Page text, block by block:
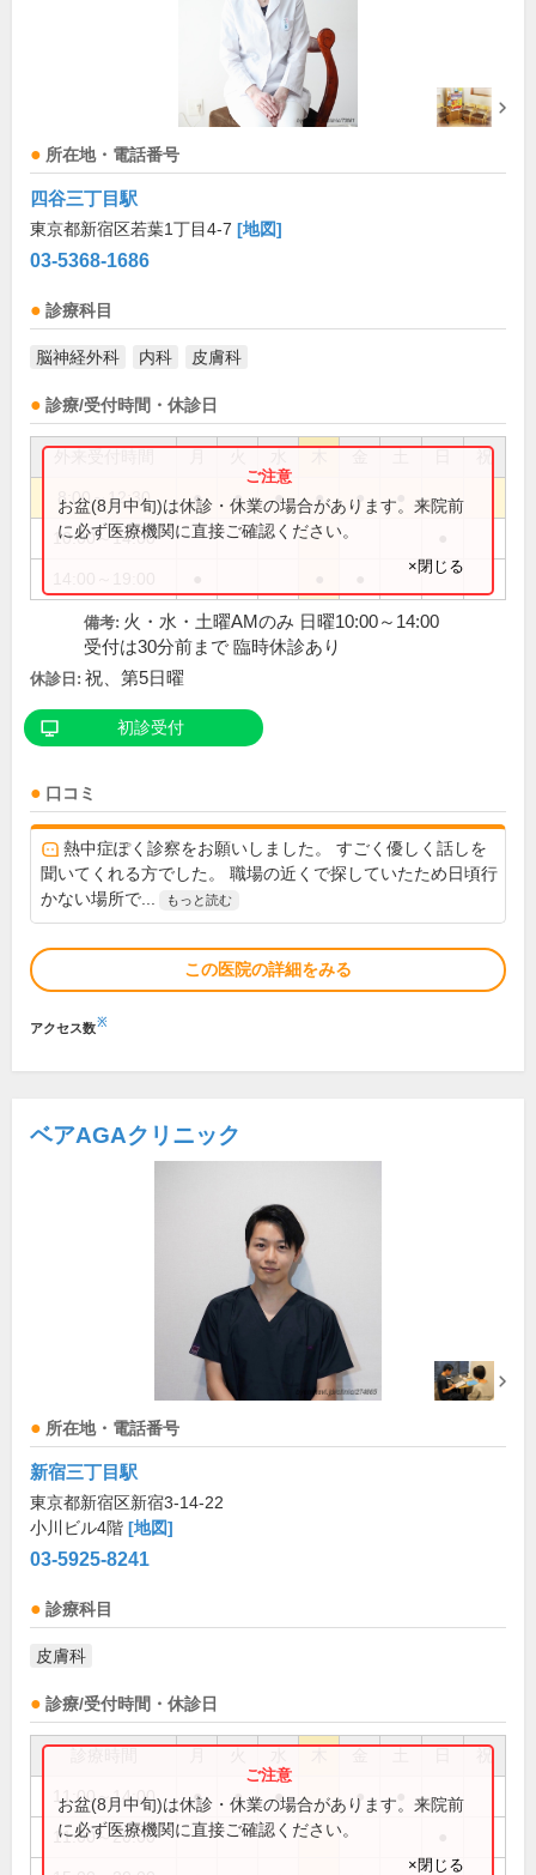
所在地・電話番号
四谷三丁目駅
東京都新宿区若葉1丁目4-7 [地図]
03-5368-1686
診療科目
脳神経外科 内科 皮膚科
診療/受付時間・休診日
祝
8:00～12:30 ● ● ● ● ●
10:00～14:00
お盆(8月中旬)は休診・休業の場合があります。来院前
に必ず医療機関に直接ご確認ください。
×閉じる
備考: 火・水・土曜AMのみ 日曜10:00～14:00
受付は30分前まで 臨時休診あり
休診日: 祝、第5日曜
初診受付
口コミ
熱中症ぽく診察をお願いしました。 すごく優しく話しを
聞いてくれる方でした。 職場の近くで探していたため日頃行
かない場所で...
もっと読む
この医院の詳細をみる
アクセス数※
ベアAGAクリニック
所在地・電話番号
新宿三丁目駅
東京都新宿区新宿3-14-22
小川ビル4階 [地図]
03-5925-8241
診療科目
皮膚科
診療/受付時間・休診日
祝
11:00～14:00 ● ● ● ●
11:00～20:00
お盆(8月中旬)は休診・休業の場合があります。来院前
に必ず医療機関に直接ご確認ください。
×閉じる